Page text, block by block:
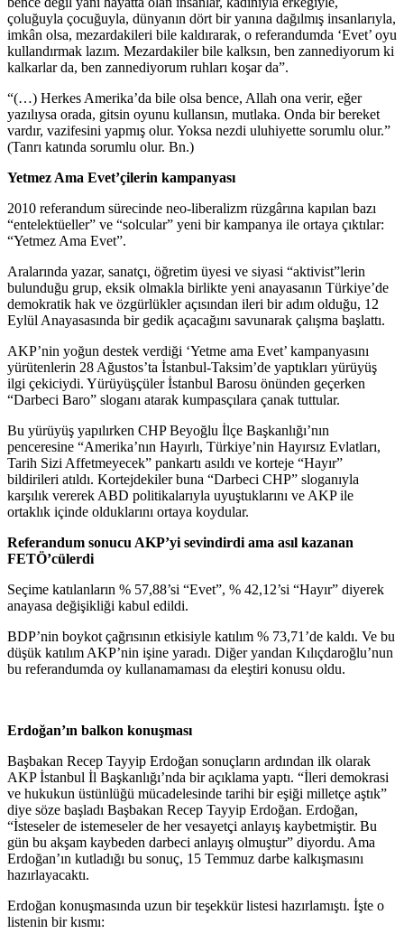
çoluğuyla çocuğuyla, dünyanın dört bir yanına dağılmış insanlarıyla,
imkân olsa, mezardakileri bile kaldırarak, o referandumda ‘Evet’ oyu
kullandırmak lazım. Mezardakiler bile kalksın, ben zannediyorum ki
kalkarlar da, ben zannediyorum ruhları koşar da”.
“(…) Herkes Amerika’da bile olsa bence, Allah ona verir, eğer
yazılıysa orada, gitsin oyunu kullansın, mutlaka. Onda bir bereket
vardır, vazifesini yapmış olur. Yoksa nezdi uluhiyette sorumlu olur.”
(Tanrı katında sorumlu olur. Bn.)
Yetmez Ama Evet’çilerin kampanyası
2010 referandum sürecinde neo-liberalizm rüzgârına kapılan bazı
“entelektüeller” ve “solcular” yeni bir kampanya ile ortaya çıktılar:
“Yetmez Ama Evet”.
Aralarında yazar, sanatçı, öğretim üyesi ve siyasi “aktivist”lerin
bulunduğu grup, eksik olmakla birlikte yeni anayasanın Türkiye’de
demokratik hak ve özgürlükler açısından ileri bir adım olduğu, 12
Eylül Anayasasında bir gedik açacağını savunarak çalışma başlattı.
AKP’nin yoğun destek verdiği ‘Yetme ama Evet’ kampanyasını
yürütenlerin 28 Ağustos’ta İstanbul-Taksim’de yaptıkları yürüyüş
ilgi çekiciydi. Yürüyüşçüler İstanbul Barosu önünden geçerken
“Darbeci Baro” sloganı atarak kumpasçılara çanak tuttular.
Bu yürüyüş yapılırken CHP Beyoğlu İlçe Başkanlığı’nın
penceresine “Amerika’nın Hayırlı, Türkiye’nin Hayırsız Evlatları,
Tarih Sizi Affetmeyecek” pankartı asıldı ve korteje “Hayır”
bildirileri atıldı. Kortejdekiler buna “Darbeci CHP” sloganıyla
karşılık vererek ABD politikalarıyla uyuştuklarını ve AKP ile
ortaklık içinde olduklarını ortaya koydular.
Referandum sonucu AKP’yi sevindirdi ama asıl kazanan
FETÖ’cülerdi
Seçime katılanların % 57,88’si “Evet”, % 42,12’si “Hayır” diyerek
anayasa değişikliği kabul edildi.
BDP’nin boykot çağrısının etkisiyle katılım % 73,71’de kaldı. Ve bu
düşük katılım AKP’nin işine yaradı. Diğer yandan Kılıçdaroğlu’nun
bu referandumda oy kullanamaması da eleştiri konusu oldu.
Erdoğan’ın balkon konuşması
Başbakan Recep Tayyip Erdoğan sonuçların ardından ilk olarak
AKP İstanbul İl Başkanlığı’nda bir açıklama yaptı. “İleri demokrasi
ve hukukun üstünlüğü mücadelesinde tarihi bir eşiği milletçe aştık”
diye söze başladı Başbakan Recep Tayyip Erdoğan. Erdoğan,
“İsteseler de istemeseler de her vesayetçi anlayış kaybetmiştir. Bu
gün bu akşam kaybeden darbeci anlayış olmuştur” diyordu. Ama
Erdoğan’ın kutladığı bu sonuç, 15 Temmuz darbe kalkışmasını
hazırlayacaktı.
Erdoğan konuşmasında uzun bir teşekkür listesi hazırlamıştı. İşte o
listenin bir kısmı: